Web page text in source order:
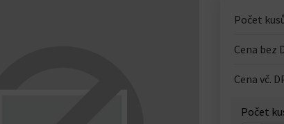
Počet
Cena bez
Cena vč.
Počet